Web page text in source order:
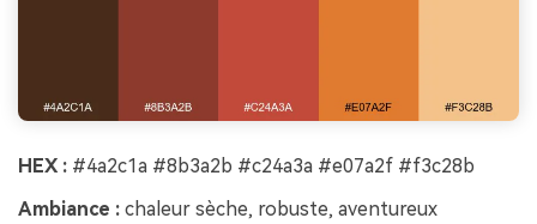
HEX : #4a2c1a #8b3a2b #c24a3a #e07a2f #f3c28b
Ambiance : chaleur sèche, robuste, aventureux